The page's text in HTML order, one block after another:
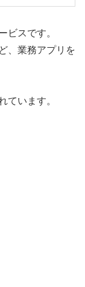
ビスです。
、業務アプリを
ています。